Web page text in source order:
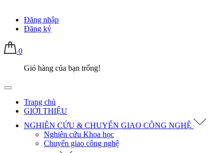
Đăng nhập
Đăng ký
0
Giỏ hàng của bạn trống!
Trang chủ
GIỚI THIỆU
NGHIÊN CỨU & CHUYỂN GIAO CÔNG NGHỆ
Nghiên cứu Khoa học
Chuyển giao công nghệ